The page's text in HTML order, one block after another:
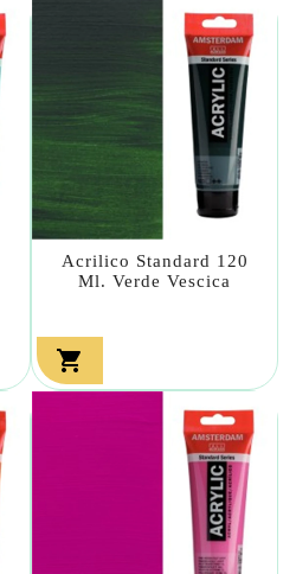
Acrilico Standard 120
Ml. Verde Vescica
